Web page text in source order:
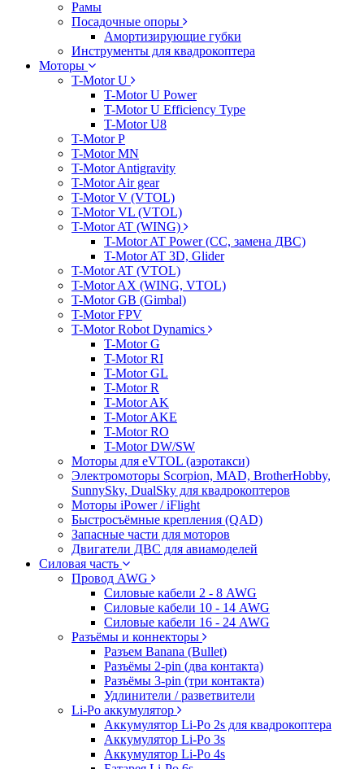
Рамы
Посадочные опоры
Амортизирующие губки
Инструменты для квадрокоптера
Моторы
T-Motor U
T-Motor U Power
T-Motor U Efficiency Type
T-Motor U8
T-Motor P
T-Motor MN
T-Motor Antigravity
T-Motor Air gear
T-Motor V (VTOL)
T-Motor VL (VTOL)
T-Motor AT (WING)
T-Motor AT Power (CC, замена ДВС)
T-Motor AT 3D, Glider
T-Motor AT (VTOL)
T-Motor AX (WING, VTOL)
T-Motor GB (Gimbal)
T-Motor FPV
T-Motor Robot Dynamics
T-Motor G
T-Motor RI
T-Motor GL
T-Motor R
T-Motor AK
T-Motor AKE
T-Motor RO
T-Motor DW/SW
Моторы для eVTOL (аэротакси)
Электромоторы Scorpion, MAD, BrotherHobby,
SunnySky, DualSky для квадрокоптеров
Моторы iPower / iFlight
Быстросъёмные крепления (QAD)
Запасные части для моторов
Двигатели ДВС для авиамоделей
Силовая часть
Провод AWG
Силовые кабели 2 - 8 AWG
Силовые кабели 10 - 14 AWG
Силовые кабели 16 - 24 AWG
Разъёмы и коннекторы
Разъем Banana (Bullet)
Разъёмы 2-pin (два контакта)
Разъёмы 3-pin (три контакта)
Удлинители / разветвители
Li-Po аккумулятор
Аккумулятор Li-Po 2s для квадрокоптера
Аккумулятор Li-Po 3s
Аккумулятор Li-Po 4s